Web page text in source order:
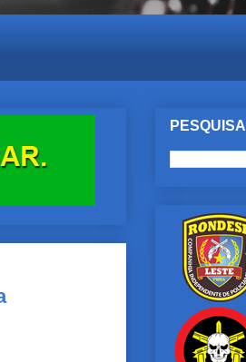
PESQUISA